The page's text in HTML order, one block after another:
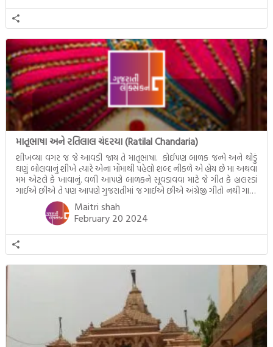
માતૃભાષા અને રતિલાલ ચંદરયા (Ratilal Chandaria)
શીખવ્યા વગર જ જે આવડી જાય તે માતૃભાષા. કોઈપણ બાળક જન્મે અને થોડું
ઘણું બોલવાનું શીખે ત્યારે એના મોંમાથી પહેલો શબ્દ નીકળે એ હોય છે મા અથવા
મમ એટલે કે ખાવાનું. વળી આપણે બાળકને સૂવડાવવા માટે જે ગીત કે હાલરડાં
ગાઈએ છીએ તે પણ આપણે ગુજરાતીમાં જ ગાઈએ છીએ અંગ્રેજી ગીતો નથી ગાતા.
આમ બાળકને […]
Maitri shah
February 20 2024